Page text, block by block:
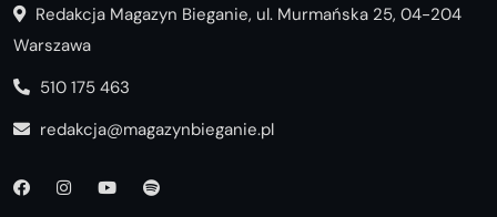
Redakcja Magazyn Bieganie, ul. Murmańska 25, 04-204
Warszawa
510 175 463
redakcja@magazynbieganie.pl